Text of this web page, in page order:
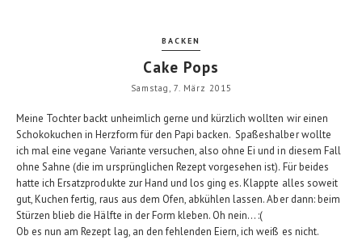
BACKEN
Cake Pops
Samstag, 7. März 2015
Meine Tochter backt unheimlich gerne und kürzlich wollten wir einen
Schokokuchen in Herzform für den Papi backen. Spaßeshalber wollte
ich mal eine vegane Variante versuchen, also ohne Ei und in diesem Fall
ohne Sahne (die im ursprünglichen Rezept vorgesehen ist). Für beides
hatte ich Ersatzprodukte zur Hand und los ging es. Klappte alles soweit
gut, Kuchen fertig, raus aus dem Ofen, abkühlen lassen. Aber dann: beim
Stürzen blieb die Hälfte in der Form kleben. Oh nein... :(
Ob es nun am Rezept lag, an den fehlenden Eiern, ich weiß es nicht.